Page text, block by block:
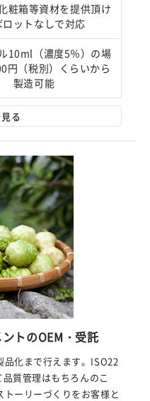
粧箱等資材を提供頂け
ロットなしで対応
10ml（濃度5％）の場
円（税別）くらいから
製造可能
る
トのOEM・受託
化まで行えます。ISO22
質管理はもちろんのこ
ーリーづくりをお客様と